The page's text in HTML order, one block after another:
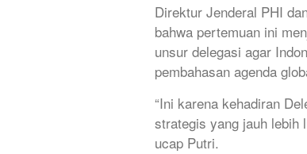
Direktur Jenderal PHI
bahwa pertemuan ini
unsur delegasi agar
pembahasan agenda
“Ini karena kehadiran
strategis yang jauh lebih
ucap Putri.